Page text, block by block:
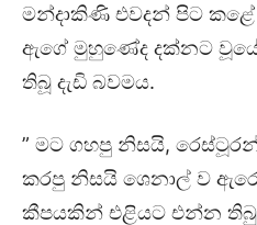
මන්දාකිණි එවදන් පිට
ඇගේ මුහුණේද දක්නට
තිබූ දැඩි බවමය.
” මට ගහපු නිසයි,
කරපු නිසයි ශෙනාල් ව
කීපයකින් එළියට එන්න